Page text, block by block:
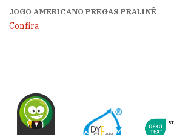
JOGO AMERICANO PREGAS PRALINÊ
Confira